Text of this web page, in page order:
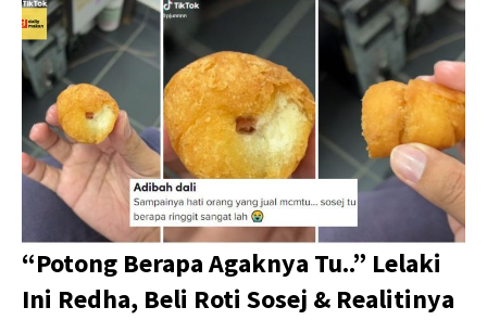
“Potong Berapa Agaknya Tu..” Lelaki
Ini Redha, Beli Roti Sosej & Realitinya